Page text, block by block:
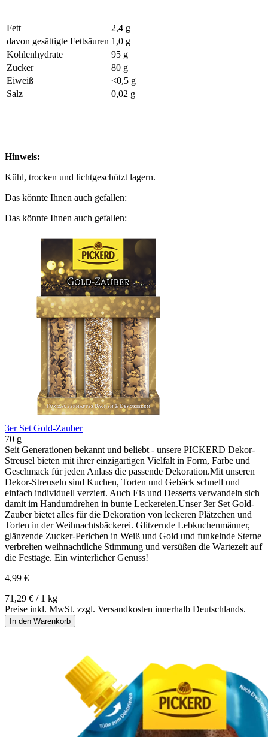
Fett
2,4 g
davon gesättigte Fettsäuren 1,0 g
Kohlenhydrate
95 g
Zucker
80 g
Eiweiß
<0,5 g
Salz
0,02 g
Hinweis:
Kühl, trocken und lichtgeschützt lagern.
Das könnte Ihnen auch gefallen:
Das könnte Ihnen auch gefallen:
3er Set Gold-Zauber
70 g
Seit Generationen bekannt und beliebt - unsere PICKERD Dekor-
Streusel bieten mit ihrer einzigartigen Vielfalt in Form, Farbe und
Geschmack für jeden Anlass die passende Dekoration.Mit unseren
Dekor-Streuseln sind Kuchen, Torten und Gebäck schnell und
einfach individuell verziert. Auch Eis und Desserts verwandeln sich
damit im Handumdrehen in bunte Leckereien.Unser 3er Set Gold-
Zauber bietet alles für die Dekoration von leckeren Plätzchen und
Torten in der Weihnachtsbäckerei. Glitzernde Lebkuchenmänner,
glänzende Zucker-Perlchen in Weiß und Gold und funkelnde Sterne
verbreiten weihnachtliche Stimmung und versüßen die Wartezeit auf
die Festtage. Ein winterlicher Genuss!
4,99 €
71,29 € / 1 kg
Preise inkl. MwSt. zzgl. Versandkosten innerhalb Deutschlands.
In den Warenkorb